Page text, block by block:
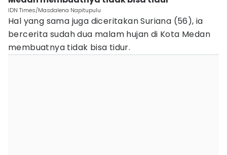
IDN Times/Masdalena Napitupulu
Hal yang sama juga diceritakan Suriana (56), ia
bercerita sudah dua malam hujan di Kota Medan
membuatnya tidak bisa tidur.